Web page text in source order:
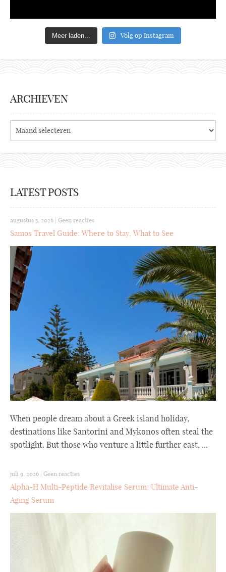
Meer laden... Volg op Instagram
ARCHIEVEN
Archieven
LATEST POSTS
augustus 5, 2026 Geen reacties
Samos Travel Guide: Where to Stay, What to See
When people dream about a Greek island holiday,
destinations like Santorini and Mykonos often steal the
spotlight. But those who venture a little further east, ...
juli 9, 2026 Geen reacties
Alpha-H Multi-Peptide Revitalise Serum: Ultimate Anti-
Aging Serum